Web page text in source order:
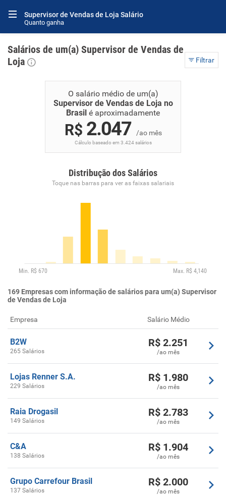
Supervisor de Vendas de Loja Salário
Quanto ganha
Salários de um(a) Supervisor de Vendas de
Loja
Filtrar
O salário médio de um(a)
Supervisor de Vendas de Loja no
Brasil é aproximadamente
R$ 2.047 /ao mês
Cálculo baseado em 3.424 salários
Distribução dos Salários
Toque nas barras para ver as faixas salariais
169 Empresas com informação de salários para um(a) Supervisor
de Vendas de Loja
Empresa Salário Médio
B2W
265 Salários
R$ 2.251
/ao mês
Lojas Renner S.A.
229 Salários
R$ 1.980
/ao mês
Raia Drogasil
149 Salários
R$ 2.783
/ao mês
C&A
138 Salários
R$ 1.904
/ao mês
Grupo Carrefour Brasil
137 Salários
R$ 2.000
/ao mês